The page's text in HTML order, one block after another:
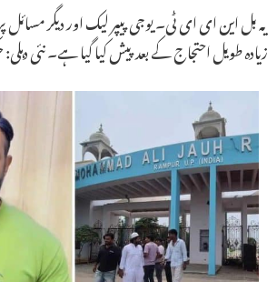
یہ بل این ای ای ٹی۔ یوجی پیپر لیک اور دیگر
زیادہ طویل احتجاج کے بعد پیش کیا گیا ہے۔ نئی